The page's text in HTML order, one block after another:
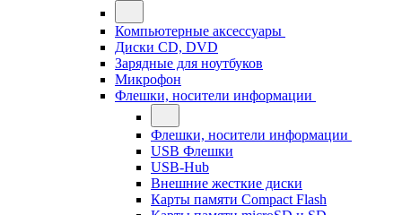
Компьютерные аксессуары
Диски CD, DVD
Зарядные для ноутбуков
Микрофон
Флешки, носители информации
Флешки, носители информации
USB Флешки
USB-Hub
Внешние жесткие диски
Карты памяти Compact Flash